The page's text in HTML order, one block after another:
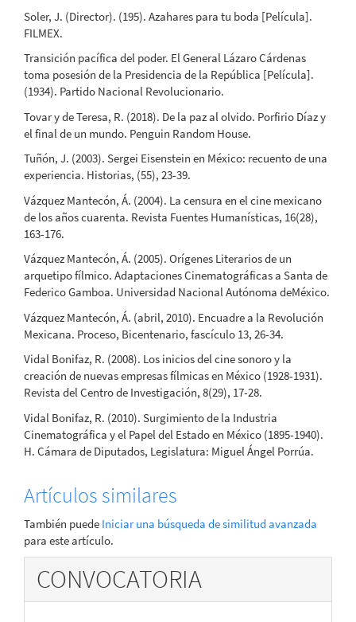
Soler, J. (Director). (195). Azahares para tu boda [Película].
FILMEX.
Transición pacífica del poder. El General Lázaro Cárdenas
toma posesión de la Presidencia de la República [Película].
(1934). Partido Nacional Revolucionario.
Tovar y de Teresa, R. (2018). De la paz al olvido. Porfirio Díaz y
el final de un mundo. Penguin Random House.
Tuñón, J. (2003). Sergei Eisenstein en México: recuento de una
experiencia. Historias, (55), 23-39.
Vázquez Mantecón, Á. (2004). La censura en el cine mexicano
de los años cuarenta. Revista Fuentes Humanísticas, 16(28),
163-176.
Vázquez Mantecón, Á. (2005). Orígenes Literarios de un
arquetipo fílmico. Adaptaciones Cinematográficas a Santa de
Federico Gamboa. Universidad Nacional Autónoma deMéxico.
Vázquez Mantecón, Á. (abril, 2010). Encuadre a la Revolución
Mexicana. Proceso, Bicentenario, fascículo 13, 26-34.
Vidal Bonifaz, R. (2008). Los inicios del cine sonoro y la
creación de nuevas empresas fílmicas en México (1928-1931).
Revista del Centro de Investigación, 8(29), 17-28.
Vidal Bonifaz, R. (2010). Surgimiento de la Industria
Cinematográfica y el Papel del Estado en México (1895-1940).
H. Cámara de Diputados, Legislatura: Miguel Ángel Porrúa.
Artículos similares
También puede Iniciar una búsqueda de similitud avanzada
para este artículo.
CONVOCATORIA